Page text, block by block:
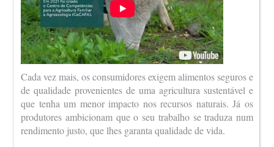
Cada vez mais, os consumidores exigem alimentos seguros e
de qualidade provenientes de uma agricultura sustentável e
que tenha um menor impacto nos recursos naturais. Já os
produtores ambicionam que o seu trabalho se traduza num
rendimento justo, que lhes garanta qualidade de vida.